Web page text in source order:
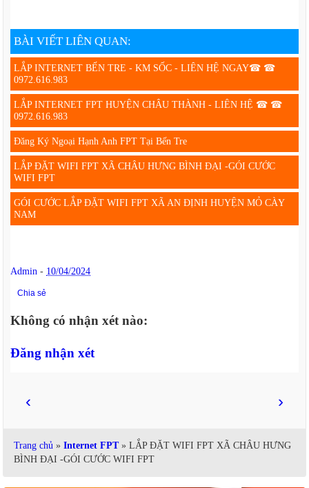
BÀI VIẾT LIÊN QUAN:
LẮP INTERNET BẾN TRE - KM SỐC - LIÊN HỆ NGAY☎ ☎
0972.616.983
LẮP INTERNET FPT HUYỆN CHÂU THÀNH - LIÊN HỆ ☎ ☎
0972.616.983
Đăng Ký Ngoại Hạnh Anh FPT Tại Bến Tre
LẮP ĐẶT WIFI FPT XÃ CHÂU HƯNG BÌNH ĐẠI -GÓI CƯỚC
WIFI FPT
GÓI CƯỚC LẮP ĐẶT WIFI FPT XÃ AN ĐỊNH HUYỆN MỎ CÀY
NAM
Admin - 10/04/2024
Chia sẻ
Không có nhận xét nào:
Đăng nhận xét
‹ ›
Trang chủ » Internet FPT » LẮP ĐẶT WIFI FPT XÃ CHÂU HƯNG
BÌNH ĐẠI -GÓI CƯỚC WIFI FPT